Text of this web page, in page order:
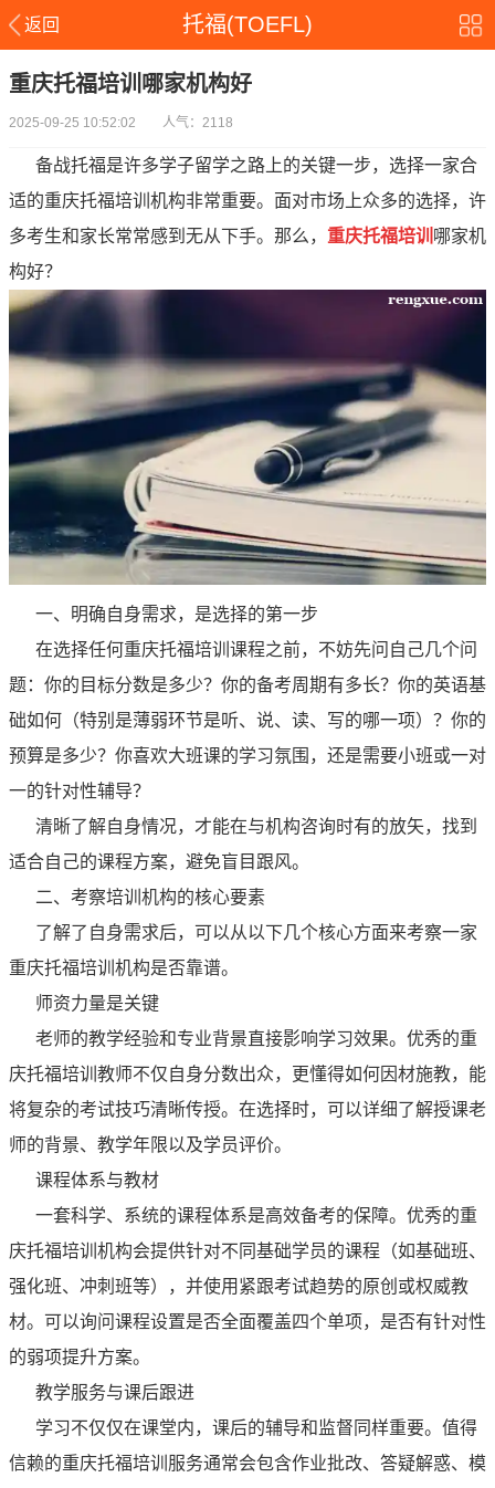
返回 托福(TOEFL)
重庆托福培训哪家机构好
2025-09-25 10:52:02 人气：2118
备战托福是许多学子留学之路上的关键一步，选择一家合
适的重庆托福培训机构非常重要。面对市场上众多的选择，许
多考生和家长常常感到无从下手。那么， 重庆托福培训 哪家机
构好？
一、明确自身需求，是选择的第一步
在选择任何重庆托福培训课程之前，不妨先问自己几个问
题：你的目标分数是多少？你的备考周期有多长？你的英语基
础如何（特别是薄弱环节是听、说、读、写的哪一项）？你的
预算是多少？你喜欢大班课的学习氛围，还是需要小班或一对
一的针对性辅导？
清晰了解自身情况，才能在与机构咨询时有的放矢，找到
适合自己的课程方案，避免盲目跟风。
二、考察培训机构的核心要素
了解了自身需求后，可以从以下几个核心方面来考察一家
重庆托福培训机构是否靠谱。
师资力量是关键
老师的教学经验和专业背景直接影响学习效果。优秀的重
庆托福培训教师不仅自身分数出众，更懂得如何因材施教，能
将复杂的考试技巧清晰传授。在选择时，可以详细了解授课老
师的背景、教学年限以及学员评价。
课程体系与教材
一套科学、系统的课程体系是高效备考的保障。优秀的重
庆托福培训机构会提供针对不同基础学员的课程（如基础班、
强化班、冲刺班等），并使用紧跟考试趋势的原创或权威教
材。可以询问课程设置是否全面覆盖四个单项，是否有针对性
的弱项提升方案。
教学服务与课后跟进
学习不仅仅在课堂内，课后的辅导和监督同样重要。值得
信赖的重庆托福培训服务通常会包含作业批改、答疑解惑、模